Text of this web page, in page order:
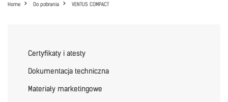
Home Do pobrania VENTUS COMPACT
Certyfikaty i atesty
Dokumentacja techniczna
Materiały marketingowe